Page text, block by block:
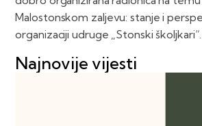
Malostonskom zaljevu: stanje i
organizaciji udruge „Stonski školjkari“.
Najnovije vijesti